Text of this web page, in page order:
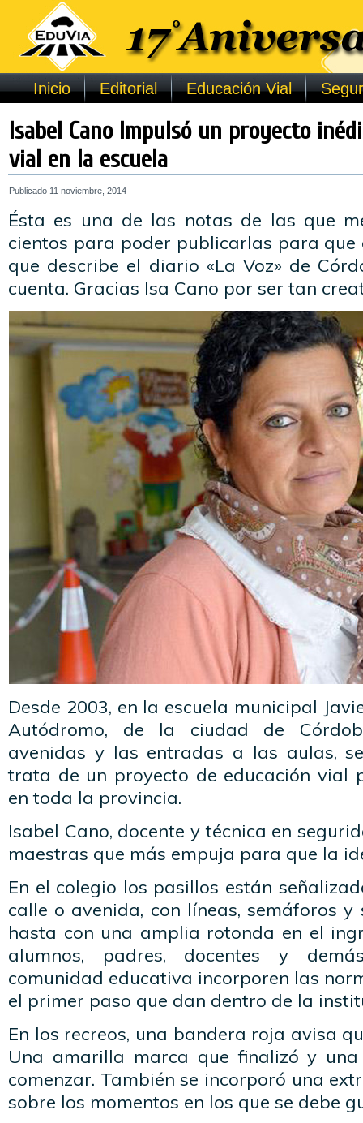
Inicio Editorial Educación Vial
Isabel Cano Impulsó un proyecto
vial en la escuela
Publicado 11 noviembre, 2014
Ésta es una de las notas de las que
cientos para poder publicarlas para que
que describe el diario «La Voz» de
cuenta. Gracias Isa Cano por ser tan
Desde 2003, en la escuela municipal
Autódromo, de la ciudad de
avenidas y las entradas a las aulas,
trata de un proyecto de educación vial
en toda la provincia.
Isabel Cano, docente y técnica en
maestras que más empuja para que la
En el colegio los pasillos están
calle o avenida, con líneas, semáforos y
hasta con una amplia rotonda en el
alumnos, padres, docentes y
comunidad educativa incorporen las
el primer paso que dan dentro de la
En los recreos, una bandera roja avisa
Una amarilla marca que finalizó y
comenzar. También se incorporó una
sobre los momentos en los que se debe